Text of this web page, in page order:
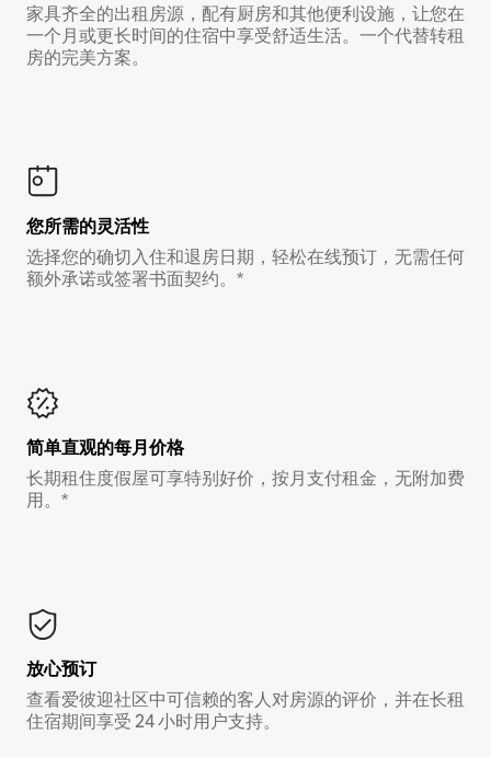
家具齐全的出租房源，配有厨房和其他便利设施，让您在
一个月或更长时间的住宿中享受舒适生活。一个代替转租
房的完美方案。
您所需的灵活性
选择您的确切入住和退房日期，轻松在线预订，无需任何
额外承诺或签署书面契约。*
简单直观的每月价格
长期租住度假屋可享特别好价，按月支付租金，无附加费
用。*
放心预订
查看爱彼迎社区中可信赖的客人对房源的评价，并在长租
住宿期间享受 24 小时用户支持。